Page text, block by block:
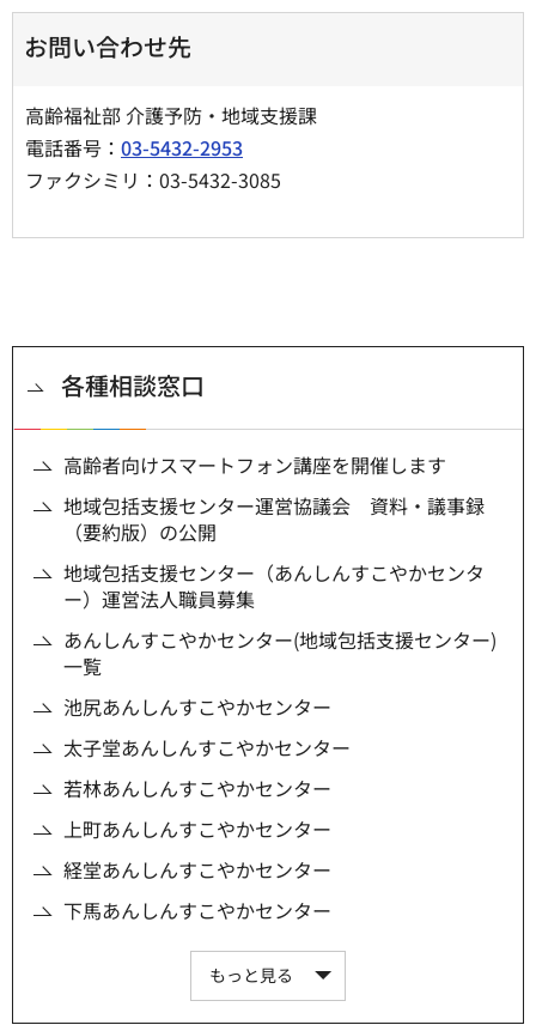
お問い合わせ先
高齢福祉部 介護予防・地域支援課
電話番号： 03-5432-2953
ファクシミリ：03-5432-3085
各種相談窓口
高齢者向けスマートフォン講座を開催します
地域包括支援センター運営協議会 資料・議事録
（要約版）の公開
地域包括支援センター（あんしんすこやかセンタ
ー）運営法人職員募集
あんしんすこやかセンター(地域包括支援センター)
一覧
池尻あんしんすこやかセンター
太子堂あんしんすこやかセンター
若林あんしんすこやかセンター
上町あんしんすこやかセンター
経堂あんしんすこやかセンター
下馬あんしんすこやかセンター
もっと見る